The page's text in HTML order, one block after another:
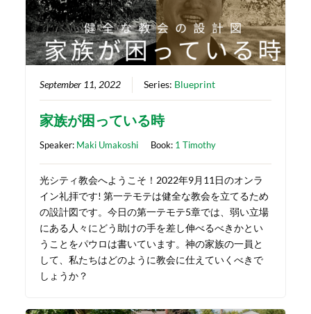
September 11, 2022 Series: Blueprint
家族が困っている時
Speaker: Maki Umakoshi Book: 1 Timothy
光シティ教会へようこそ！2022年9月11日のオンラ
イン礼拝です! 第一テモテは健全な教会を立てるため
の設計図です。今日の第一テモテ5章では、弱い立場
にある人々にどう助けの手を差し伸べるべきかとい
うことをパウロは書いています。神の家族の一員と
して、私たちはどのように教会に仕えていくべきで
しょうか？